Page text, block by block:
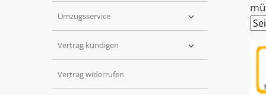
Umzugsservice
Vertrag kündigen
Vertrag widerrufen